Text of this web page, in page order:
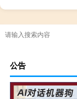
公告